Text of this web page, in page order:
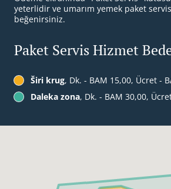
yeterlidir ve umarım yemek paket
beğenirsiniz.
Paket Servis Hizmet
Širi krug, Dk. - BAM 15,00, Ücret -
Daleka zona, Dk. - BAM 30,00,